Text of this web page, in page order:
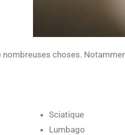
nombreuses choses.
Sciatique
Lumbago